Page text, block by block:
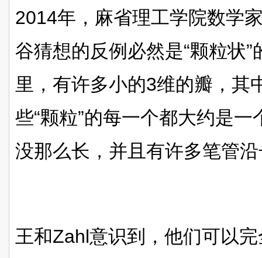
2014年，麻省理工学院数学
谷猜想的反例必然是“颗粒状
里，有许多小的3维的瓣，其
些“颗粒”的每一个都大约是
没那么长，并且有许多笔管
王和Zahl意识到，他们可以